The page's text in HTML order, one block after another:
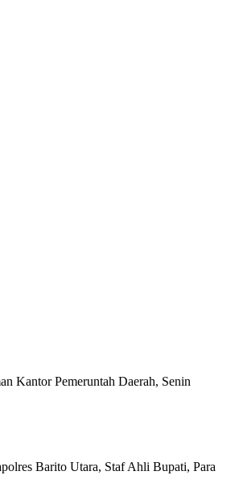
Kantor Pemeruntah Daerah, Senin
Barito Utara, Staf Ahli Bupati, Para